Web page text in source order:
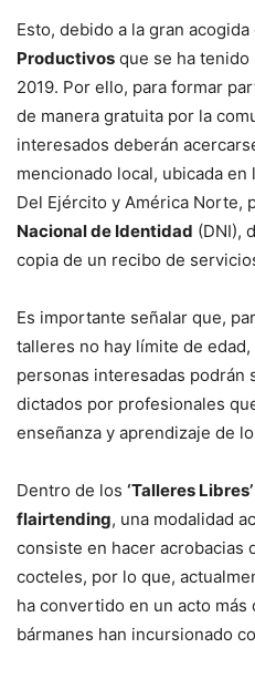
Esto, debido a la gran acogida
Productivos que se ha tenido
2019. Por ello, para formar
de manera gratuita por la
interesados deberán
mencionado local, ubicada en
Del Ejército y América Norte,
Nacional de Identidad (DNI),
copia de un recibo de
Es importante señalar que,
talleres no hay límite de
personas interesadas podrán
dictados por profesionales
enseñanza y aprendizaje de
Dentro de los ‘Talleres Libres’
flairtending, una modalidad
consiste en hacer acrobacias
cocteles, por lo que,
ha convertido en un acto
bármanes han incursionado